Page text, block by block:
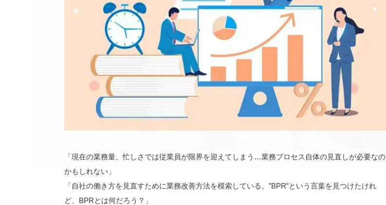
「現在の業務量、忙しさでは従業員が限界を迎えてしまう…業務プロセス自体の見直しが必要なの
かもしれない」
「自社の働き方を見直すために業務改善方法を模索している。”BPR”という言葉を見つけたけれ
ど、BPRとは何だろう？」